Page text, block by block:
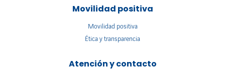
Movilidad positiva
Movilidad positiva
Ética y transparencia
Atención y contacto